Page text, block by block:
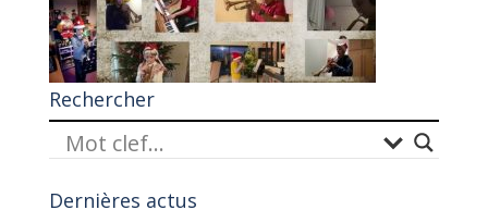
Rechercher
Dernières actus